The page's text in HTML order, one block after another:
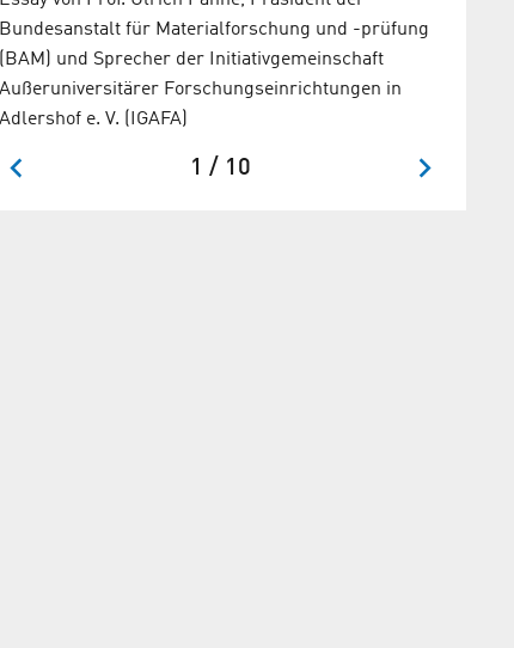
Bundesanstalt für Materialforschung und -prüfung
(BAM) und Sprecher der Initiativgemeinschaft
Außeruniversitärer Forschungseinrichtungen in
Adlershof e. V. (IGAFA)
1 / 10